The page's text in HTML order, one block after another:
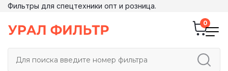
Фильтры для спецтехники опт и розница.